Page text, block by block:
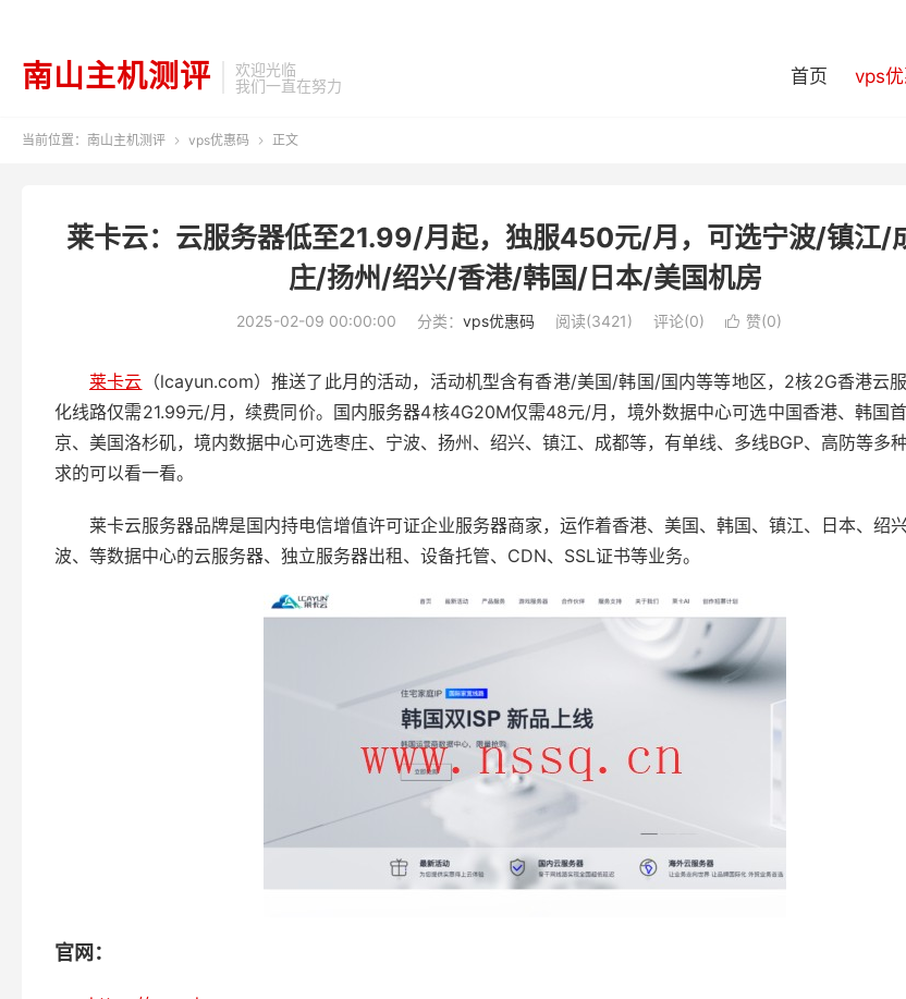
南山主机测评
欢迎光临
我们一直在努力
首页 vps
当前位置： 南山主机测评  vps优惠码  正文
莱卡云：云服务器低至21.99/月起，独服450元/月，可选宁波/镇江/
庄/扬州/绍兴/香港/韩国/日本/美国机房
2025-02-09 00:00:00 分类： vps优惠码 阅读(3421) 评论(0)  赞(0)
莱卡云 （lcayun.com）推送了此月的活动，活动机型含有香港/美国/韩国/国内等等地区，2核2G香港云
化线路仅需21.99元/月，续费同价。国内服务器4核4G20M仅需48元/月，境外数据中心可选中国香港、韩国
京、美国洛杉矶，境内数据中心可选枣庄、宁波、扬州、绍兴、镇江、成都等，有单线、多线BGP、高防等多
求的可以看一看。
莱卡云服务器品牌是国内持电信增值许可证企业服务器商家，运作着香港、美国、韩国、镇江、日本、绍
波、等数据中心的云服务器、独立服务器出租、设备托管、CDN、SSL证书等业务。
官网：